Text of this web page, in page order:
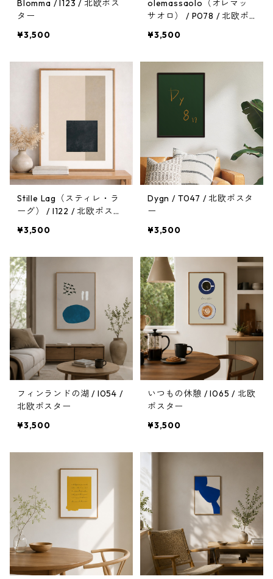
Blomma / I123 / 北欧ポス
ター
¥3,500
olemassaolo（オレマッ
サオロ） / P078 / 北欧ポ
¥3,500
Stille Lag（スティレ・ラ
ーグ） / I122 / 北欧ポスタ
¥3,500
Dygn / T047 / 北欧ポスタ
ー
¥3,500
フィンランドの湖 / I054 /
北欧ポスター
¥3,500
いつもの休憩 / I065 / 北欧
ポスター
¥3,500